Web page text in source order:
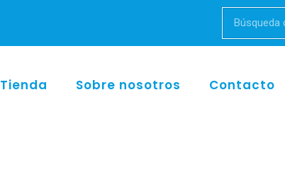
Tienda Sobre nosotros Contacto